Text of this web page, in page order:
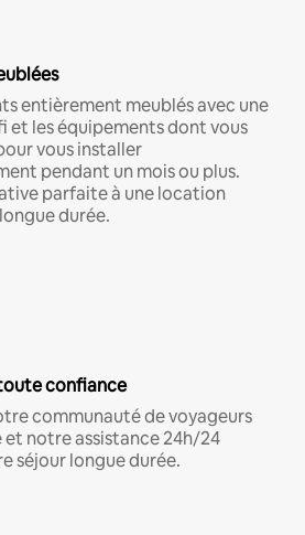
entièrement meublés avec une
et les équipements dont vous
vous installer
pendant un mois ou plus.
parfaite à une location
durée.
confiance
communauté de voyageurs
notre assistance 24h/24
séjour longue durée.